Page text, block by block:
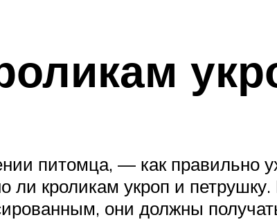
питомца, — как правильно
кроликам укроп и
они должны